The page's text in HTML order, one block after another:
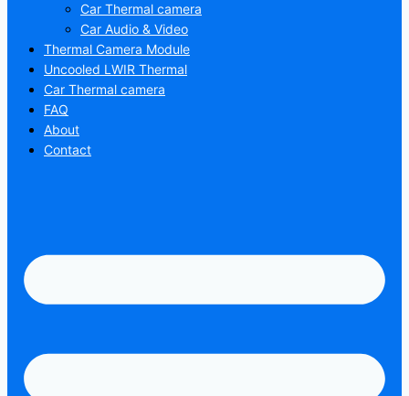
Car Thermal camera
Car Audio & Video
Thermal Camera Module
Uncooled LWIR Thermal
Car Thermal camera
FAQ
About
Contact